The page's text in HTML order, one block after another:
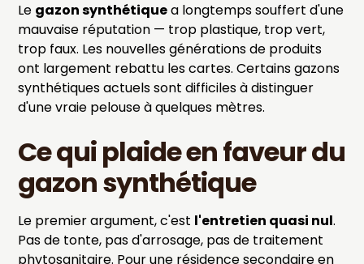
Le gazon synthétiquea longtemps souffert d'une
mauvaise réputation — trop plastique, trop vert,
trop faux. Les nouvelles générations de produits
ont largement rebattu les cartes. Certains gazons
synthétiques actuels sont difficiles à distinguer
d'une vraie pelouse à quelques mètres.
Ce qui plaide en faveur du
gazon synthétique
Le premier argument, c'est l'entretien quasi nul.
Pas de tonte, pas d'arrosage, pas de traitement
phytosanitaire. Pour une résidence secondaire en